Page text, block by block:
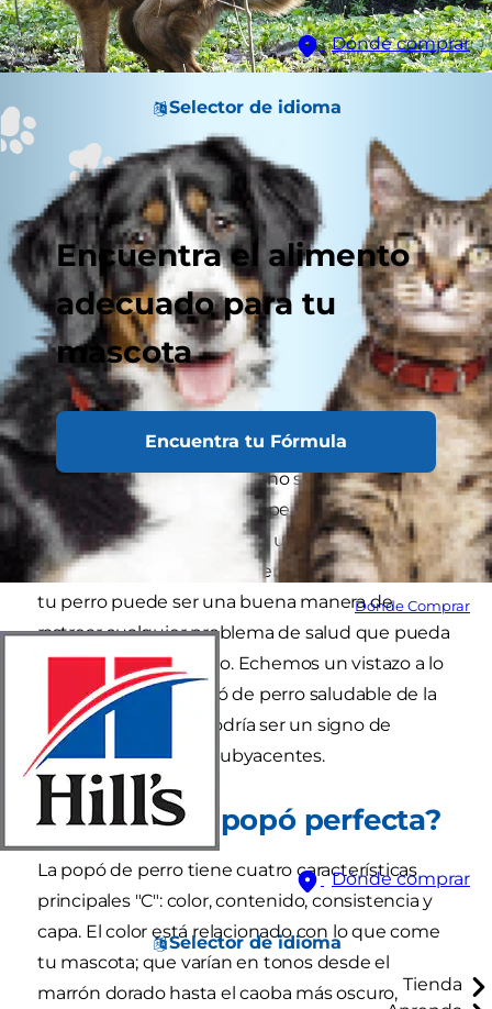
Dónde comprar
Selector de idioma
Encuentra el alimento
adecuado para tu
mascota
Encuentra tu Fórmula
Dónde Comprar
Dónde comprar
Selector de idioma
Tienda
Popó de perro: puede que no sea el tema más
agradable, pero la popó de perro saludable es a
menudo una indicación de un cachorro
saludable. Vigilar las características de la popó de
tu perro puede ser una buena manera de
rastrear cualquier problema de salud que pueda
estar experimentando. Echemos un vistazo a lo
que diferencia la popó de perro saludable de la
popó anormal que podría ser un signo de
problemas de salud subyacentes.
¿Cómo es la popó perfecta?
La popó de perro tiene cuatro características
principales "C": color, contenido, consistencia y
capa. El color está relacionado con lo que come
tu mascota; que varían en tonos desde el
marrón dorado hasta el caoba más oscuro,